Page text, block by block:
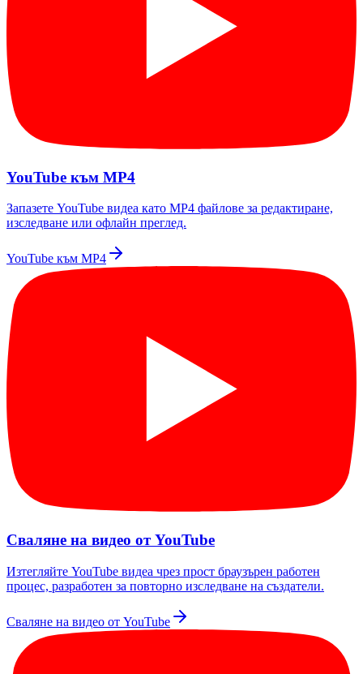
YouTube към MP4
Запазете YouTube видеа като MP4 файлове за редактиране,
изследване или офлайн преглед.
YouTube към MP4
Сваляне на видео от YouTube
Изтегляйте YouTube видеа чрез прост браузърен работен
процес, разработен за повторно изследване на създатели.
Сваляне на видео от YouTube